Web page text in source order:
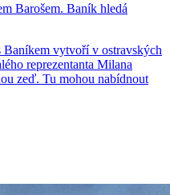
Barošem. Baník hledá
Baníkem vytvoří v ostravských
reprezentanta Milana
zeď. Tu mohou nabídnout